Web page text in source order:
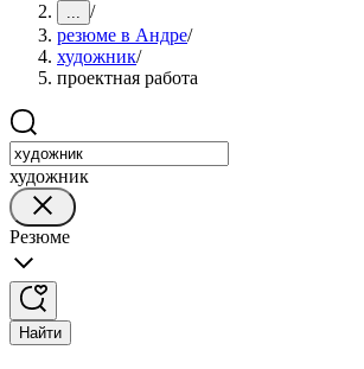
... /
резюме в Андре/
художник/
проектная работа
художник
Резюме
Найти